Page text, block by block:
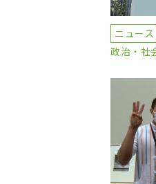
ニュース
政治・社